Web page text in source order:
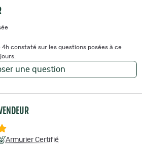
4h constaté sur les questions posées à ce
une question
Armurier Certifié